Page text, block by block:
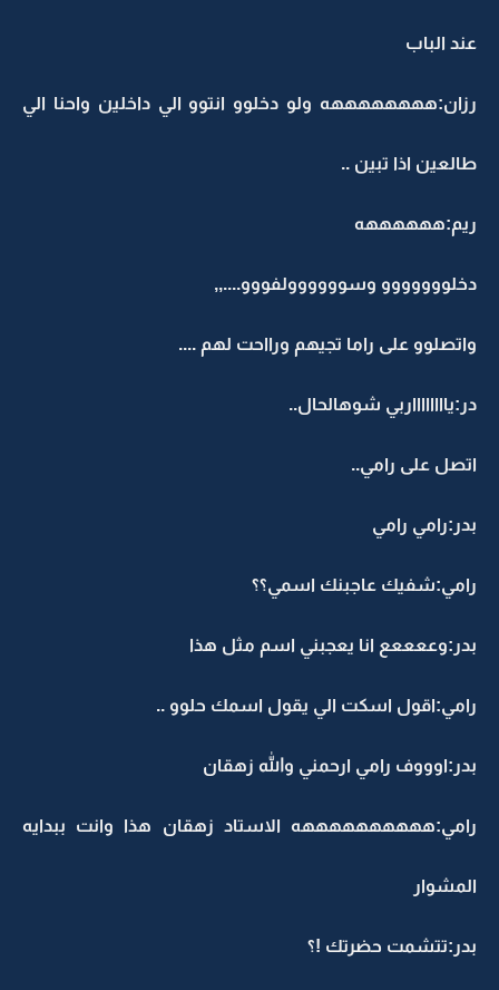
عند الباب
رزان:ههههههههه ولو دخلوو انتوو الي داخلين واحنا الي
طالعين اذا تبين ..
ريم:ههههههه
دخلووووووو وسوووووولفووو....,,
واتصلوو على راما تجيهم ورااحت لهم ....
در:يااااااااربي شوهالحال..
اتصل على رامي..
بدر:رامي رامي
رامي:شفيك عاجبنك اسمي؟؟
بدر:وععععع انا يعجبني اسم مثل هذا
رامي:اقول اسكت الي يقول اسمك حلوو ..
بدر:اوووف رامي ارحمني والله زهقان
رامي:ههههههههههه الاستاد زهقان هذا وانت ببدايه
المشوار
بدر:تتشمت حضرتك !؟